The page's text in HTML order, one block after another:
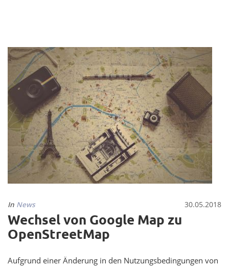
30.05.2018
In News
Wechsel von Google Map zu
OpenStreetMap
Aufgrund einer Änderung in den Nutzungsbedingungen von